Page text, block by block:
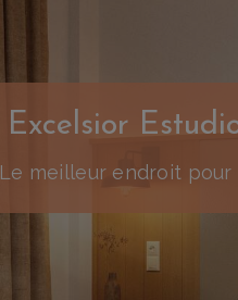
Excelsior
Le meilleur endroit